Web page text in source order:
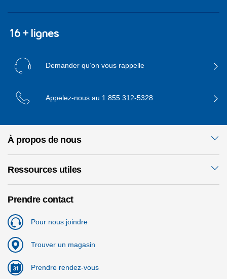
16 + lignes
Demander qu’on vous rappelle
Appelez-nous au 1 855 312-5328
À propos de nous
Ressources utiles
Prendre contact
Pour nous joindre
Trouver un magasin
Prendre rendez-vous